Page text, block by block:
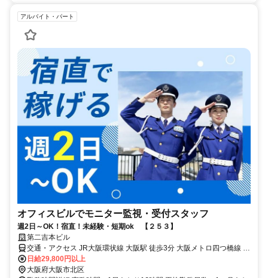
アルバイト・パート
オフィスビルでモニター監視・受付スタッフ
週2日～OK！宿直！未経験・短期ok 【２５３】
第二吉本ビル
交通・アクセス JR大阪環状線 大阪駅 徒歩3分 大阪メトロ四つ橋線 西
梅田駅 徒歩1分 阪神本線 大阪梅田駅 徒歩1分
日給29,800円以上
大阪府大阪市北区